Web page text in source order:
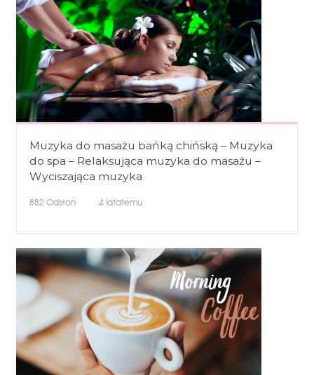
Muzyka do masażu bańką chińską – Muzyka
do spa – Relaksująca muzyka do masażu –
Wyciszająca muzyka
882 Odsłon 4 latatemu